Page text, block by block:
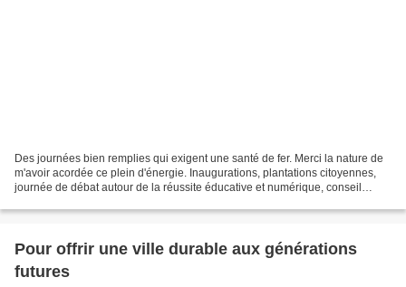
Des journées bien remplies qui exigent une santé de fer. Merci la nature de
m'avoir acordée ce plein d'énergie. Inaugurations, plantations citoyennes,
journée de débat autour de la réussite éducative et numérique, conseil
Pour offrir une ville durable aux générations
futures